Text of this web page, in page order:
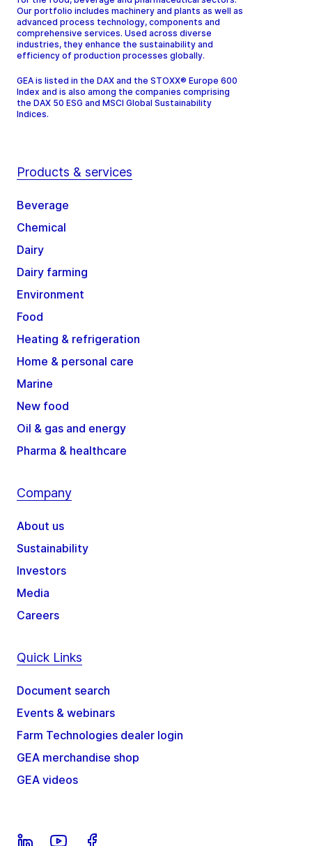
Our portfolio includes machinery and plants as well as
advanced process technology, components and
comprehensive services. Used across diverse
industries, they enhance the sustainability and
efficiency of production processes globally.
GEA is listed in the DAX and the STOXX® Europe 600
Index and is also among the companies comprising
the DAX 50 ESG and MSCI Global Sustainability
Indices.
Products & services
Beverage
Chemical
Dairy
Dairy farming
Environment
Food
Heating & refrigeration
Home & personal care
Marine
New food
Oil & gas and energy
Pharma & healthcare
Company
About us
Sustainability
Investors
Media
Careers
Quick Links
Document search
Events & webinars
Farm Technologies dealer login
GEA merchandise shop
GEA videos